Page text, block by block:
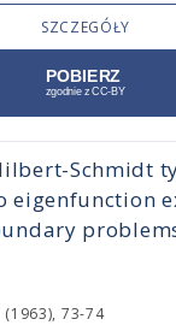
SZCZEGÓŁY
Schmidt
eigenfunction
73-74